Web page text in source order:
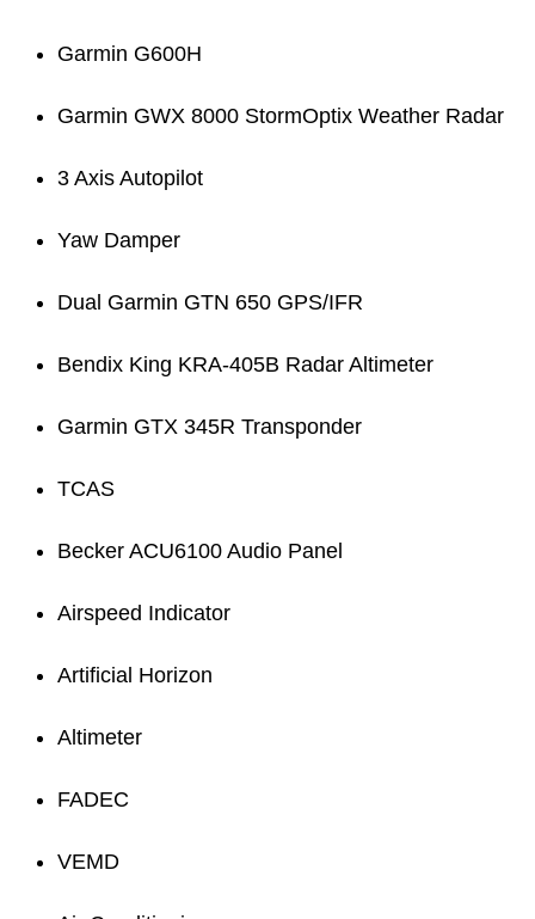
Garmin G600H
Garmin GWX 8000 StormOptix Weather Radar
3 Axis Autopilot
Yaw Damper
Dual Garmin GTN 650 GPS/IFR
Bendix King KRA-405B Radar Altimeter
Garmin GTX 345R Transponder
TCAS
Becker ACU6100 Audio Panel
Airspeed Indicator
Artificial Horizon
Altimeter
FADEC
VEMD